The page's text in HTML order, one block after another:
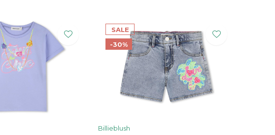
SALE
-30%
Billieblush